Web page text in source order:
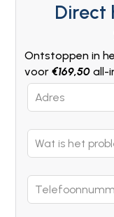
Direct
Ontstoppen in
voor€169,50 all-
Leave
this
blank